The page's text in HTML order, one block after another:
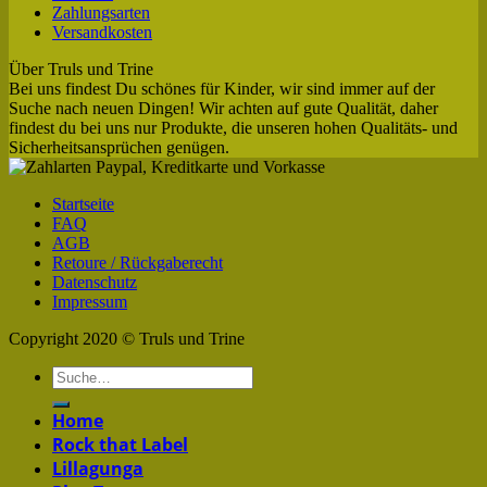
Zahlungsarten
Versandkosten
Über Truls und Trine
Bei uns findest Du schönes für Kinder, wir sind immer auf der
Suche nach neuen Dingen! Wir achten auf gute Qualität, daher
findest du bei uns nur Produkte, die unseren hohen Qualitäts- und
Sicherheitsansprüchen genügen.
Startseite
FAQ
AGB
Retoure / Rückgaberecht
Datenschutz
Impressum
Copyright 2020 © Truls und Trine
Home
Rock that Label
Lillagunga